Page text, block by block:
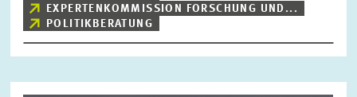
EXPERTENKOMMISSION FORSCHUNG UND...
POLITIKBERATUNG